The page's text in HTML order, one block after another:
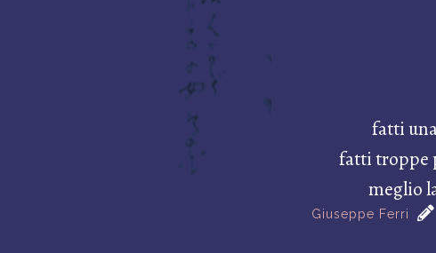
fatti
fatti troppe
meglio
Giuseppe Ferri